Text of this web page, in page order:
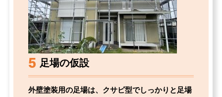
5 足場の仮設
外壁塗装用の足場は、クサビ型でしっかりと足場